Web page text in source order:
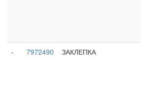
-
7972490 ЗАКЛЕПКА